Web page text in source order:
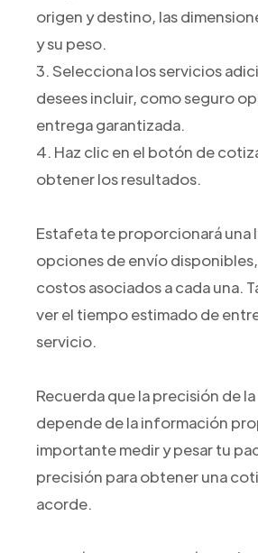
origen y destino, las
y su peso.
3. Selecciona los servicios
desees incluir, como seguro
entrega garantizada.
4. Haz clic en el botón de
obtener los resultados.
Estafeta te proporcionará una
opciones de envío
costos asociados a cada una.
ver el tiempo estimado de
servicio.
Recuerda que la precisión de
depende de la información
importante medir y pesar tu
precisión para obtener una
acorde.